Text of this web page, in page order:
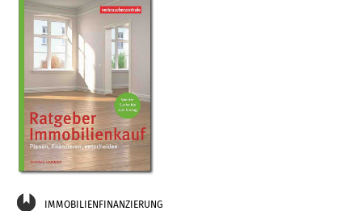
IMMOBILIENFINANZIERUNG